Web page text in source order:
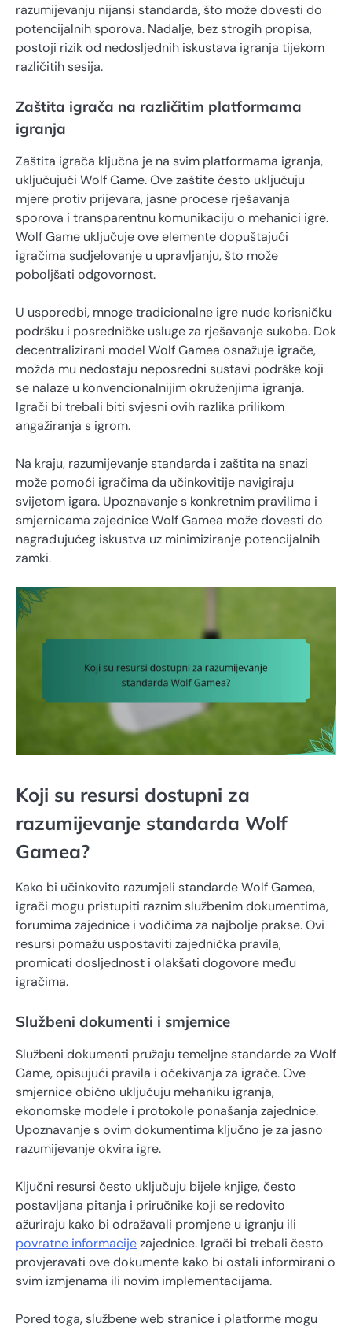
razumijevanju nijansi standarda, što može dovesti do
potencijalnih sporova. Nadalje, bez strogih propisa,
postoji rizik od nedosljednih iskustava igranja tijekom
različitih sesija.
Zaštita igrača na različitim platformama
igranja
Zaštita igrača ključna je na svim platformama igranja,
uključujući Wolf Game. Ove zaštite često uključuju
mjere protiv prijevara, jasne procese rješavanja
sporova i transparentnu komunikaciju o mehanici igre.
Wolf Game uključuje ove elemente dopuštajući
igračima sudjelovanje u upravljanju, što može
poboljšati odgovornost.
U usporedbi, mnoge tradicionalne igre nude korisničku
podršku i posredničke usluge za rješavanje sukoba. Dok
decentralizirani model Wolf Gamea osnažuje igrače,
možda mu nedostaju neposredni sustavi podrške koji
se nalaze u konvencionalnijim okruženjima igranja.
Igrači bi trebali biti svjesni ovih razlika prilikom
angažiranja s igrom.
Na kraju, razumijevanje standarda i zaštita na snazi
može pomoći igračima da učinkovitije navigiraju
svijetom igara. Upoznavanje s konkretnim pravilima i
smjernicama zajednice Wolf Gamea može dovesti do
nagrađujućeg iskustva uz minimiziranje potencijalnih
zamki.
Koji su resursi dostupni za
razumijevanje standarda Wolf
Gamea?
Kako bi učinkovito razumjeli standarde Wolf Gamea,
igrači mogu pristupiti raznim službenim dokumentima,
forumima zajednice i vodičima za najbolje prakse. Ovi
resursi pomažu uspostaviti zajednička pravila,
promicati dosljednost i olakšati dogovore među
igračima.
Službeni dokumenti i smjernice
Službeni dokumenti pružaju temeljne standarde za Wolf
Game, opisujući pravila i očekivanja za igrače. Ove
smjernice obično uključuju mehaniku igranja,
ekonomske modele i protokole ponašanja zajednice.
Upoznavanje s ovim dokumentima ključno je za jasno
razumijevanje okvira igre.
Ključni resursi često uključuju bijele knjige, često
postavljana pitanja i priručnike koji se redovito
ažuriraju kako bi odražavali promjene u igranju ili
povratne informacijezajednice. Igrači bi trebali često
provjeravati ove dokumente kako bi ostali informirani o
svim izmjenama ili novim implementacijama.
Pored toga, službene web stranice i platforme mogu